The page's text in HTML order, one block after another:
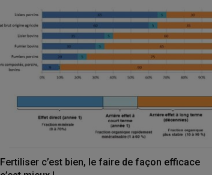
Fertiliser c’est bien, le faire de façon efficace